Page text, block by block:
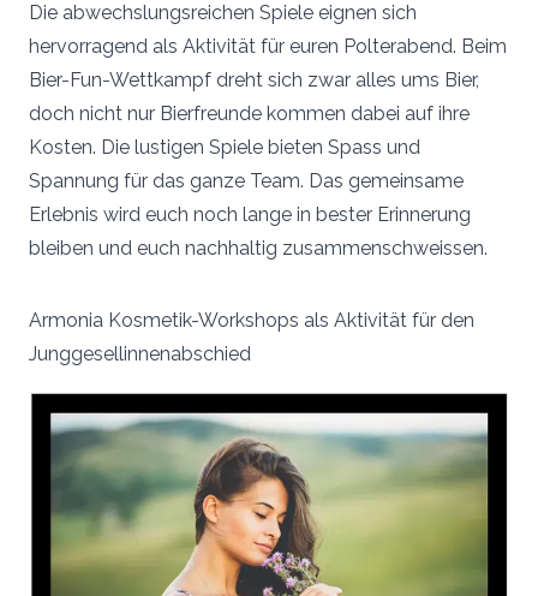
Die abwechslungsreichen Spiele eignen sich
hervorragend als Aktivität für euren Polterabend. Beim
Bier-Fun-Wettkampf dreht sich zwar alles ums Bier,
doch nicht nur Bierfreunde kommen dabei auf ihre
Kosten. Die lustigen Spiele bieten Spass und
Spannung für das ganze Team. Das gemeinsame
Erlebnis wird euch noch lange in bester Erinnerung
bleiben und euch nachhaltig zusammenschweissen.
Armonia Kosmetik-Workshops als Aktivität für den
Junggesellinnenabschied